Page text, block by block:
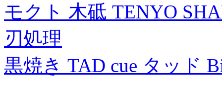
モクト 木砥 TENYO
刃処理
黒焼き TAD cue タッド